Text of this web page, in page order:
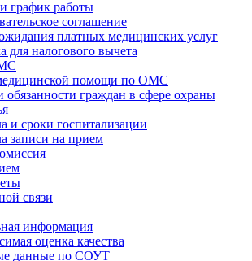
график работы
соглашение
платных медицинских услуг
для налогового вычета
помощи по ОМС
обязанности граждан в сфере охраны
и сроки госпитализации
записи на прием
связи
информация
оценка качества
данные по СОУТ